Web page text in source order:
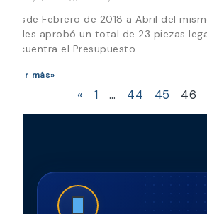
Desde Febrero de 2018 a Abril del
Ediles aprobó un total de 23 piezas
encuentra el Presupuesto
Leer más»
« 1 … 44 45 46